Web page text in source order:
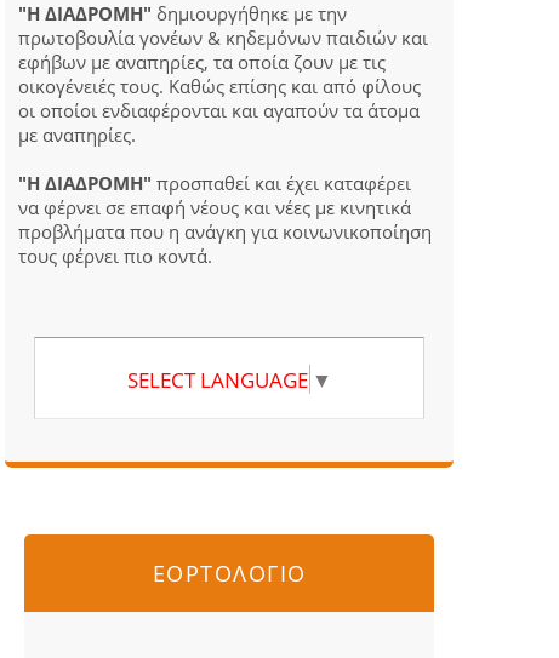
"Η ΔΙΑΔΡΟΜΗ" δημιουργήθηκε με την
πρωτοβουλία γονέων & κηδεμόνων παιδιών και
εφήβων με αναπηρίες, τα οποία ζουν με τις
οικογένειές τους. Καθώς επίσης και από φίλους
οι οποίοι ενδιαφέρονται και αγαπούν τα άτομα
με αναπηρίες.
"Η ΔΙΑΔΡΟΜΗ" προσπαθεί και έχει καταφέρει
να φέρνει σε επαφή νέους και νέες με κινητικά
προβλήματα που η ανάγκη για κοινωνικοποίηση
τους φέρνει πιο κοντά.
SELECT LANGUAGE ▼
ΕΟΡΤΟΛΟΓΙΟ